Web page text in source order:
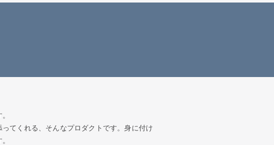
てくれる、そんなプロダクトです。身に付け